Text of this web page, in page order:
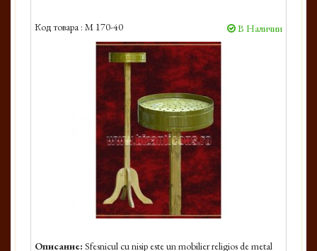
Код товара : M 170-40 В Наличии
Описание: Sfesnicul cu nisip este un mobilier religios de metal